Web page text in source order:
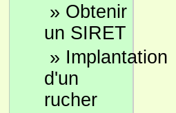
» Obtenir
un SIRET
» Implantation
d'un
rucher